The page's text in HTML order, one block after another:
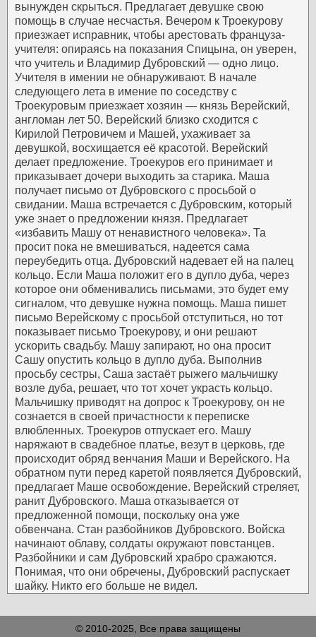
вынужден скрыться. Предлагает девушке свою
помощь в случае несчастья. Вечером к Троекурову
приезжает исправник, чтобы арестовать француза-
учителя: опираясь на показания Спицына, он уверен,
что учитель и Владимир Дубровский — одно лицо.
Учителя в имении не обнаруживают. В начале
следующего лета в имение по соседству с
Троекуровым приезжает хозяин — князь Верейский,
англоман лет 50. Верейский близко сходится с
Кирилой Петровичем и Машей, ухаживает за
девушкой, восхищается её красотой. Верейский
делает предложение. Троекуров его принимает и
приказывает дочери выходить за старика. Маша
получает письмо от Дубровского с просьбой о
свидании. Маша встречается с Дубровским, который
уже знает о предложении князя. Предлагает
«избавить Машу от ненавистного человека». Та
просит пока не вмешиваться, надеется сама
переубедить отца. Дубровский надевает ей на палец
кольцо. Если Маша положит его в дупло дуба, через
которое они обменивались письмами, это будет ему
сигналом, что девушке нужна помощь. Маша пишет
письмо Верейскому с просьбой отступиться, но тот
показывает письмо Троекурову, и они решают
ускорить свадьбу. Машу запирают, но она просит
Сашу опустить кольцо в дупло дуба. Выполнив
просьбу сестры, Саша застаёт рыжего мальчишку
возле дуба, решает, что тот хочет украсть кольцо.
Мальчишку приводят на допрос к Троекурову, он не
сознается в своей причастности к переписке
влюбленных. Троекуров отпускает его. Машу
наряжают в свадебное платье, везут в церковь, где
происходит обряд венчания Маши и Верейского. На
обратном пути перед каретой появляется Дубровский,
предлагает Маше освобождение. Верейский стреляет,
ранит Дубровского. Маша отказывается от
предложенной помощи, поскольку она уже
обвенчана. Стан разбойников Дубровского. Войска
начинают облаву, солдаты окружают повстанцев.
Разбойники и сам Дубровский храбро сражаются.
Понимая, что они обречены, Дубровский распускает
шайку. Никто его больше не видел.
© 2010-2025, Все права защищены